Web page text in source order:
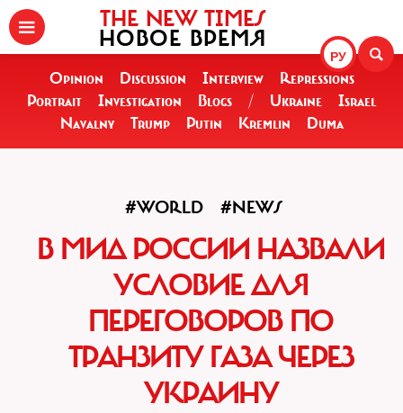
РУ
THE NEW TIMES
НОВОЕ ВРЕМЯ
Opinion Discussion Interview
Repressions
Portrait
Investigation Blogs / Ukraine
Israel
Navalny
Trump Putin Kremlin Duma
#WORLD #NEWS
В МИД РОССИИ НАЗВАЛИ
УСЛОВИЕ ДЛЯ
ПЕРЕГОВОРОВ ПО
ТРАНЗИТУ ГАЗА ЧЕРЕЗ
УКРАИНУ